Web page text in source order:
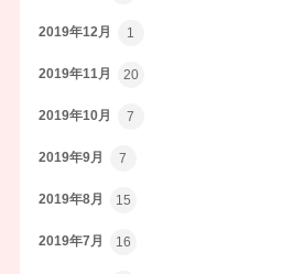
2019年12月 1
2019年11月 20
2019年10月 7
2019年9月 7
2019年8月 15
2019年7月 16